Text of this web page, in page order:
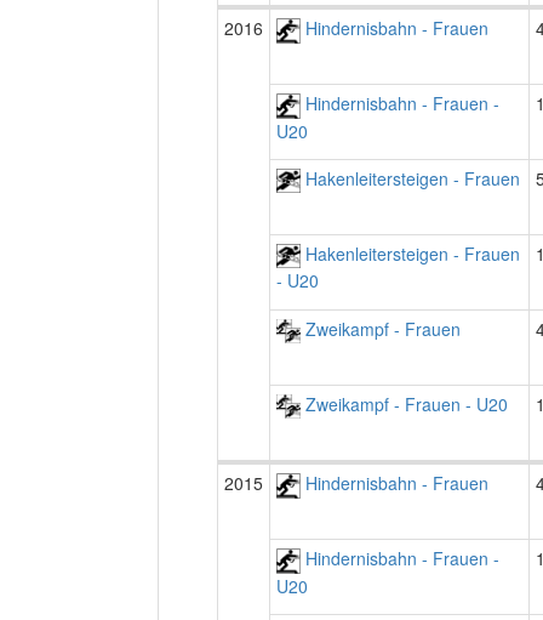
2016 Hindernisbahn - Frauen
Hindernisbahn - Frauen -
U20
Hakenleitersteigen - Frauen
Hakenleitersteigen - Frauen
- U20
Zweikampf - Frauen
Zweikampf - Frauen - U20
2015 Hindernisbahn - Frauen
Hindernisbahn - Frauen -
U20